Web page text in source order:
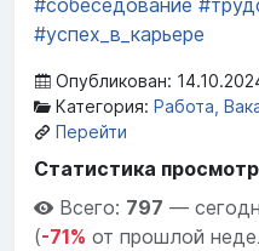
#собеседование
#успех_в_карьере
Опубликован:
Категория: Работа,
Перейти
Статистика
Всего: 797 —
(-71% от прошлой